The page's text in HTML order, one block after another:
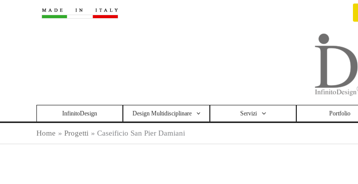
InfinitoDesign Design Multidisciplinare Servizi Portfolio
Home Progetti Caseificio San Pier Damiani